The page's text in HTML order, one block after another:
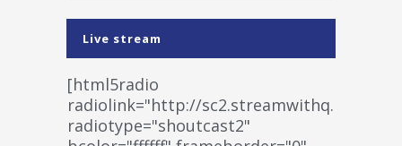
Live stream
[html5radio
radiolink="http://
radiotype="shoutcast2"